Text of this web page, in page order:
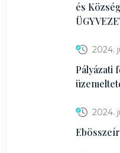
és
2024.
Pályázati
2024.